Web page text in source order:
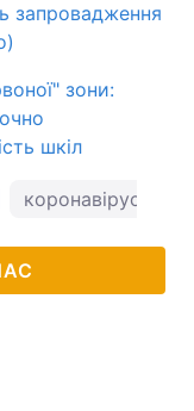
запровадження
зони:
шкіл
коронавірус в